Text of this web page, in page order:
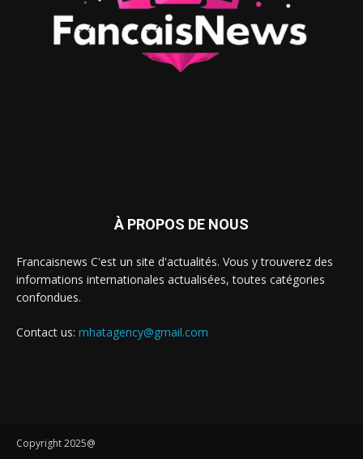
À PROPOS DE NOUS
Francaisnews C'est un site d'actualités. Vous y trouverez des
informations internationales actualisées, toutes catégories
confondues.
Contact us: mhatagency@gmail.com
Copyright 2025@